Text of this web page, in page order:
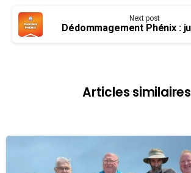
Next post
Articles similaires